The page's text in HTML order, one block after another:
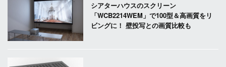
シアターハウスのスクリーン
「WCB2214WEM」で100型＆高画質をリ
ビングに！ 壁投写との画質比較も